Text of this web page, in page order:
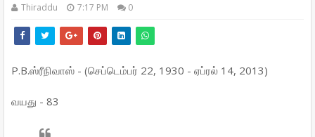
Thiraddu 7:17 PM 0
P.B.ஸ்ரீநிவாஸ் - (செப்டெம்பர் 22, 1930 - ஏப்ரல் 14, 2013)
வயது - 83